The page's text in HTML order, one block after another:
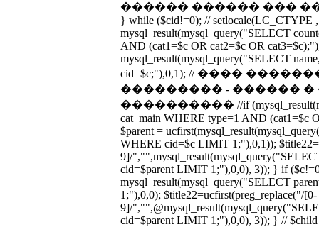
������ ������ ���
} while ($cid!=0); // setlocale(LC_CTYPE
mysql_result(mysql_query("SELECT
AND (cat1=$c OR cat2=$c OR
mysql_result(mysql_query("SELECT
cid=$c;"),0,1); // ����
��������� - ������
���������� //if
cat_main WHERE type=1 AND (cat1=$c
$parent =
WHERE cid=$c LIMIT 1;"),0,1));
9]/
cid=$parent LIMIT 1;"),0,0), 3)); } if
mysql_result(mysql_query("SELECT
1;"),0,0); $title22=ucfirst(preg_replace("/[0-
9]/
cid=$parent LIMIT 1;"),0,0), 3)); } //